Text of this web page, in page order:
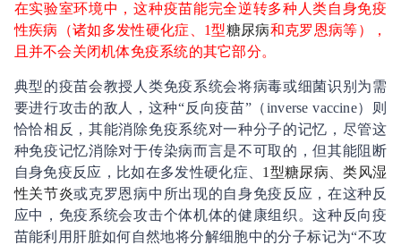
在实验室环境中，这种疫苗能完全逆转多种人类自身免疫
性疾病（诸如多发性硬化症、1型糖尿病和克罗恩病等），
且并不会关闭机体免疫系统的其它部分。
典型的疫苗会教授人类免疫系统会将病毒或细菌识别为需
要进行攻击的敌人，这种“反向疫苗”（inverse vaccine）则
恰恰相反，其能消除免疫系统对一种分子的记忆，尽管这
种免疫记忆消除对于传染病而言是不可取的，但其能阻断
自身免疫反应，比如在多发性硬化症、 1型糖尿病 、类风湿
性关节炎或克罗恩病中所出现的自身免疫反应，在这种反
应中，免疫系统会攻击个体机体的健康组织。这种反向疫
苗能利用肝脏如何自然地将分解细胞中的分子标记为“不攻